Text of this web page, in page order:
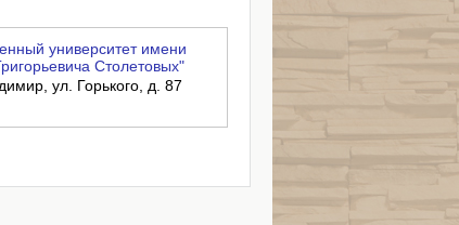
университет имени
Столетовых"
ул. Горького, д. 87